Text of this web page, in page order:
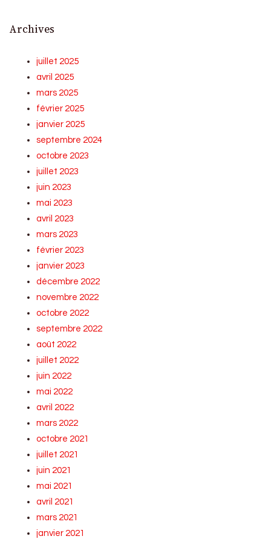
Archives
juillet 2025
avril 2025
mars 2025
février 2025
janvier 2025
septembre 2024
octobre 2023
juillet 2023
juin 2023
mai 2023
avril 2023
mars 2023
février 2023
janvier 2023
décembre 2022
novembre 2022
octobre 2022
septembre 2022
août 2022
juillet 2022
juin 2022
mai 2022
avril 2022
mars 2022
octobre 2021
juillet 2021
juin 2021
mai 2021
avril 2021
mars 2021
janvier 2021